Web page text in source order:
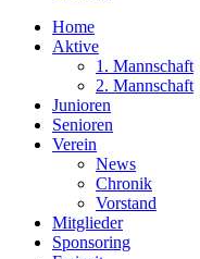
Home
Aktive
1. Mannschaft
2. Mannschaft
Junioren
Senioren
Verein
News
Chronik
Vorstand
Mitglieder
Sponsoring